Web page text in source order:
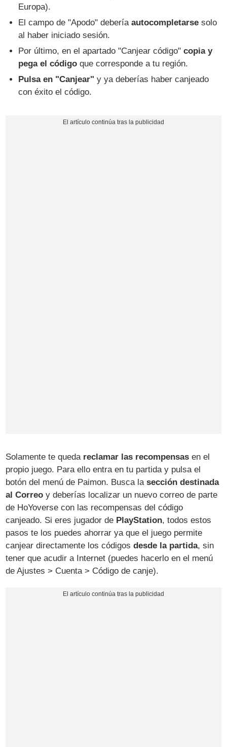
Europa).
El campo de "Apodo" deberíaautocompletarse solo
al haber iniciado sesión.
Por último, en el apartado "Canjear código"copia y
pega el código que corresponde a tu región.
Pulsa en "Canjear" y ya deberías haber canjeado
con éxito el código.
Solamente te queda reclamar las recompensas en el
propio juego. Para ello entra en tu partida y pulsa el
botón del menú de Paimon. Busca lasección destinada
al Correo y deberías localizar un nuevo correo de parte
de HoYoverse con las recompensas del código
canjeado. Si eres jugador de PlayStation, todos estos
pasos te los puedes ahorrar ya que el juego permite
canjear directamente los códigosdesde la partida, sin
tener que acudir a Internet (puedes hacerlo en el menú
de Ajustes > Cuenta > Código de canje).